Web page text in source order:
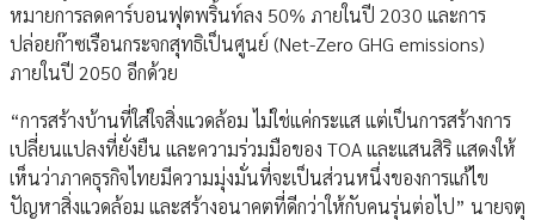
หมายการลดคาร์บอนฟุตพริ้นท์ลง 50% ภายในปี 2030 และการ
ปล่อยก๊าซเรือนกระจกสุทธิเป็นศูนย์ (Net-Zero GHG emissions)
ภายในปี 2050 อีกด้วย
“การสร้างบ้านที่ใส่ใจสิ่งแวดล้อม ไม่ใช่แค่กระแส แต่เป็นการสร้างการ
เปลี่ยนแปลงที่ยั่งยืน และความร่วมมือของ TOA และแสนสิริ แสดงให้
เห็นว่าภาคธุรกิจไทยมีความมุ่งมั่นที่จะเป็นส่วนหนึ่งของการแก้ไข
ปัญหาสิ่งแวดล้อม และสร้างอนาคตที่ดีกว่าให้กับคนรุ่นต่อไป” นายจตุ